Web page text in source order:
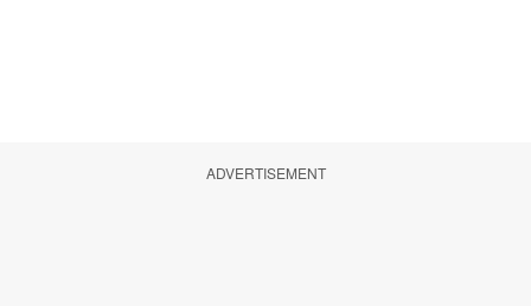
ADVERTISEMENT